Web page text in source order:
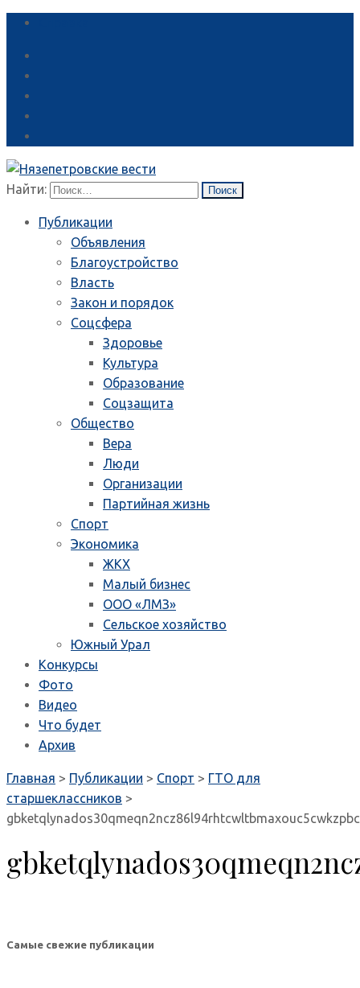
Найти:
Публикации
Объявления
Благоустройство
Власть
Закон и порядок
Соцсфера
Здоровье
Культура
Образование
Соцзащита
Общество
Вера
Люди
Организации
Партийная жизнь
Спорт
Экономика
ЖКХ
Малый бизнес
ООО «ЛМЗ»
Сельское хозяйство
Южный Урал
Конкурсы
Фото
Видео
Что будет
Архив
Главная > Публикации > Спорт > ГТО для
старшеклассников >
Самые свежие публикации